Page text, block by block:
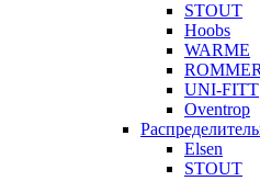
STOUT
Hoobs
WARME
ROMMER
UNI-FITT
Oventrop
Elsen
STOUT